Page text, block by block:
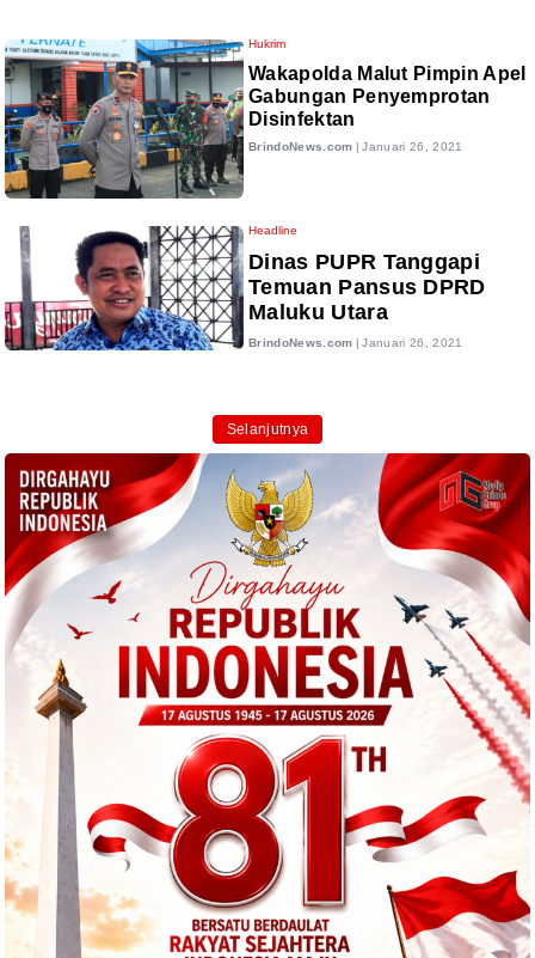
Hukrim
Wakapolda Malut Pimpin Apel
Gabungan Penyemprotan
Disinfektan
BrindoNews.com | Januari 26, 2021
Headline
Dinas PUPR Tanggapi
Temuan Pansus DPRD
Maluku Utara
BrindoNews.com | Januari 26, 2021
Selanjutnya